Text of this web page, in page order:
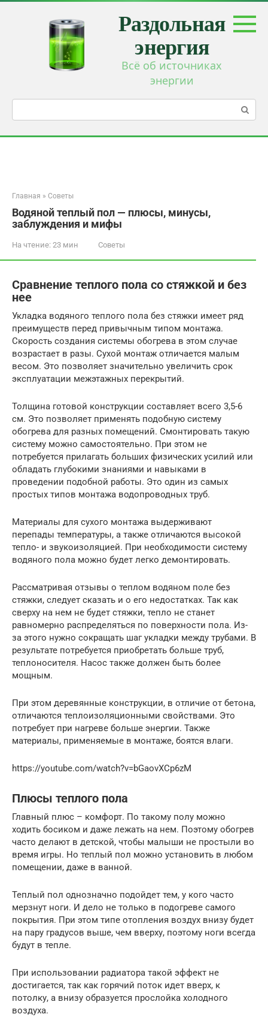
Перейти
Раздольная
энергия
Всё об источниках
энергии
Главная » Советы
Водяной теплый пол — плюсы, минусы,
заблуждения и мифы
На чтение: 23 мин Советы
Сравнение теплого пола со стяжкой и без
нее
Укладка водяного теплого пола без стяжки имеет ряд
преимуществ перед привычным типом монтажа.
Скорость создания системы обогрева в этом случае
возрастает в разы. Сухой монтаж отличается малым
весом. Это позволяет значительно увеличить срок
эксплуатации межэтажных перекрытий.
Толщина готовой конструкции составляет всего 3,5-6
см. Это позволяет применять подобную систему
обогрева для разных помещений. Смонтировать такую
систему можно самостоятельно. При этом не
потребуется прилагать больших физических усилий или
обладать глубокими знаниями и навыками в
проведении подобной работы. Это один из самых
простых типов монтажа водопроводных труб.
Материалы для сухого монтажа выдерживают
перепады температуры, а также отличаются высокой
тепло- и звукоизоляцией. При необходимости систему
водяного пола можно будет легко демонтировать.
Рассматривая отзывы о теплом водяном поле без
стяжки, следует сказать и о его недостатках. Так как
сверху на нем не будет стяжки, тепло не станет
равномерно распределяться по поверхности пола. Из-
за этого нужно сокращать шаг укладки между трубами. В
результате потребуется приобретать больше труб,
теплоносителя. Насос также должен быть более
мощным.
При этом деревянные конструкции, в отличие от бетона,
отличаются теплоизоляционными свойствами. Это
потребует при нагреве больше энергии. Также
материалы, применяемые в монтаже, боятся влаги.
https://youtube.com/watch?v=bGaovXCp6zM
Плюсы теплого пола
Главный плюс – комфорт. По такому полу можно
ходить босиком и даже лежать на нем. Поэтому обогрев
часто делают в детской, чтобы малыши не простыли во
время игры. Но теплый пол можно установить в любом
помещении, даже в ванной.
Теплый пол однозначно подойдет тем, у кого часто
мерзнут ноги. И дело не только в подогреве самого
покрытия. При этом типе отопления воздух внизу будет
на пару градусов выше, чем вверху, поэтому ноги всегда
будут в тепле.
При использовании радиатора такой эффект не
достигается, так как горячий поток идет вверх, к
потолку, а внизу образуется прослойка холодного
воздуха.